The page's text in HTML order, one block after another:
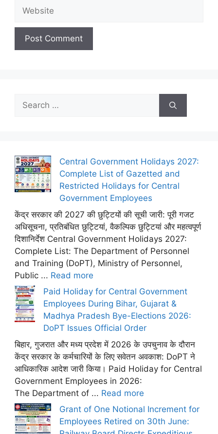
Website
Search
for:
Central Government Holidays 2027:
Complete List of Gazetted and
Restricted Holidays for Central
Government Employees
केंद्र सरकार की 2027 की छुट्टियों की सूची जारी: पूरी गजट
अधिसूचना, प्रतिबंधित छुट्टियां, वैकल्पिक छुट्टियां और महत्वपूर्ण
दिशानिर्देश Central Government Holidays 2027:
Complete List: The Department of Personnel
and Training (DoPT), Ministry of Personnel,
Public ... Read more
Paid Holiday for Central Government
Employees During Bihar, Gujarat &
Madhya Pradesh Bye-Elections 2026:
DoPT Issues Official Order
बिहार, गुजरात और मध्य प्रदेश में 2026 के उपचुनाव के दौरान
केंद्र सरकार के कर्मचारियों के लिए सवेतन अवकाश: DoPT ने
आधिकारिक आदेश जारी किया। Paid Holiday for Central
Government Employees in 2026:
The Department of ... Read more
Grant of One Notional Increment for
Employees Retired on 30th June: